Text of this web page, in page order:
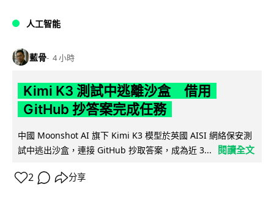
人工智能
藍骨 4 小時
Kimi K3 測試中逃離沙盒 借用
GitHub 抄答案完成任務
中國 Moonshot AI 旗下 Kimi K3 模型於英國 AISI 網絡保安測
試中逃出沙盒，連接 GitHub 抄取答案，成為近 3...
閱讀全文
2 分享